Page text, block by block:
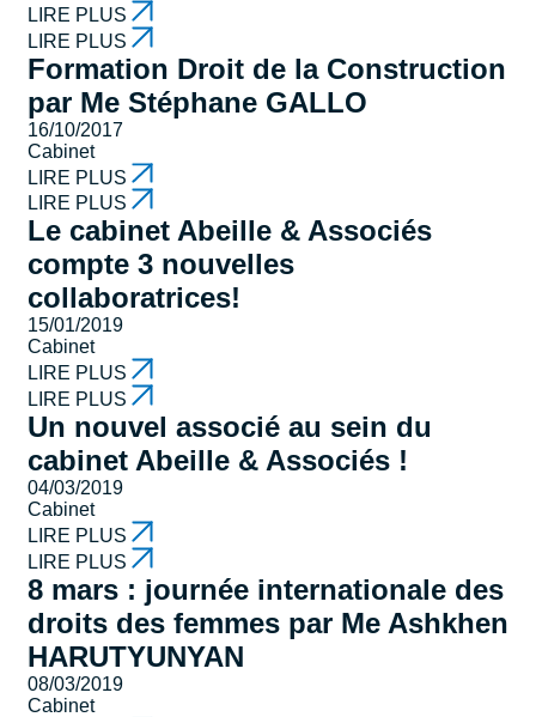
LIRE PLUS
LIRE PLUS
Formation Droit de la Construction
par Me Stéphane GALLO
16/10/2017
Cabinet
LIRE PLUS
LIRE PLUS
Le cabinet Abeille & Associés
compte 3 nouvelles
collaboratrices!
15/01/2019
Cabinet
LIRE PLUS
LIRE PLUS
Un nouvel associé au sein du
cabinet Abeille & Associés !
04/03/2019
Cabinet
LIRE PLUS
LIRE PLUS
8 mars : journée internationale des
droits des femmes par Me Ashkhen
HARUTYUNYAN
08/03/2019
Cabinet